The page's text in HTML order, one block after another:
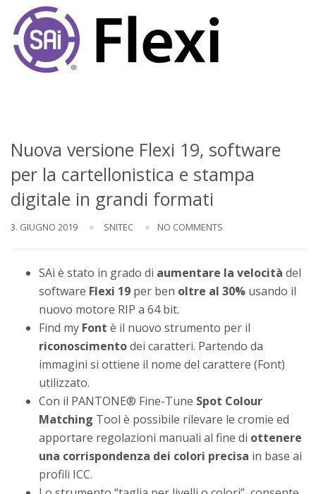
Nuova versione Flexi 19, software
per la cartellonistica e stampa
digitale in grandi formati
3. GIUGNO 2019 SNITEC NO COMMENTS
SAi è stato in grado di aumentare la velocità del
software Flexi 19 per ben oltre al 30% usando il
nuovo motore RIP a 64 bit.
Find my Font è il nuovo strumento per il
riconoscimentodei caratteri. Partendo da
immagini si ottiene il nome del carattere (Font)
utilizzato.
Con il PANTONE® Fine-Tune Spot Colour
Matching Tool è possibile rilevare le cromie ed
apportare regolazioni manuali al fine di ottenere
una corrispondenza dei colori precisa in base ai
profili ICC.